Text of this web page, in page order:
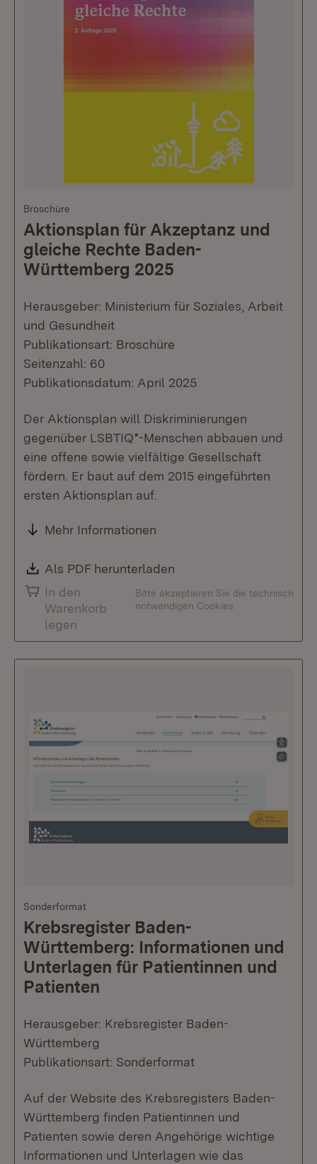
Broschüre
Aktionsplan für Akzeptanz und
gleiche Rechte Baden-
Württemberg 2025
Herausgeber: Ministerium für Soziales, Arbeit
und Gesundheit
Publikationsart: Broschüre
Seitenzahl: 60
Publikationsdatum: April 2025
Der Aktionsplan will Diskriminierungen
gegenüber LSBTIQ*-Menschen abbauen und
eine offene sowie vielfältige Gesellschaft
fördern. Er baut auf dem 2015 eingeführten
ersten Aktionsplan auf.
Mehr Informationen
Download:
Als PDF herunterladen
In den
Warenkorb
legen
Bitte akzeptieren Sie die technisch
notwendigen Cookies
Sonderformat
Krebsregister Baden-
Württemberg: Informationen und
Unterlagen für Patientinnen und
Patienten
Herausgeber: Krebsregister Baden-
Württemberg
Publikationsart: Sonderformat
Auf der Website des Krebsregisters Baden-
Württemberg finden Patientinnen und
Patienten sowie deren Angehörige wichtige
Informationen und Unterlagen wie das